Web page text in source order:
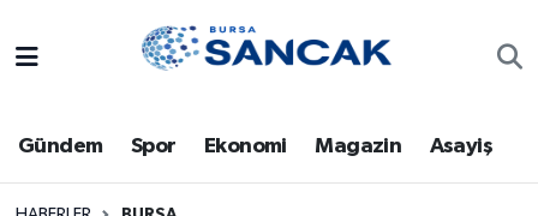
Gündem Spor Ekonomi Magazin Asayiş
Bursa
Trafik Durumu